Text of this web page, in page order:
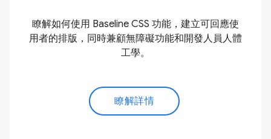
瞭解如何使用 Baseline CSS 功能，建立可回應使
用者的排版，同時兼顧無障礙功能和開發人員人體
工學。
瞭解詳情